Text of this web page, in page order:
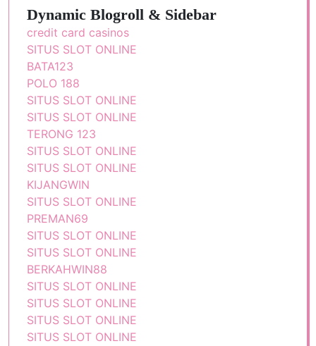
Dynamic Blogroll & Sidebar
credit card casinos
SITUS SLOT ONLINE
BATA123
POLO 188
SITUS SLOT ONLINE
SITUS SLOT ONLINE
TERONG 123
SITUS SLOT ONLINE
SITUS SLOT ONLINE
KIJANGWIN
SITUS SLOT ONLINE
PREMAN69
SITUS SLOT ONLINE
SITUS SLOT ONLINE
BERKAHWIN88
SITUS SLOT ONLINE
SITUS SLOT ONLINE
SITUS SLOT ONLINE
SITUS SLOT ONLINE